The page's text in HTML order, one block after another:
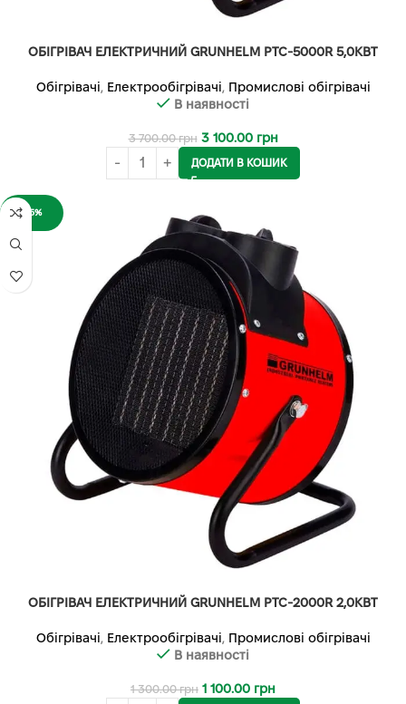
ОБІГРІВАЧ ЕЛЕКТРИЧНИЙ GRUNHELM PTC-5000R 5,0КВТ
Обігрівачі, Електрообігрівачі, Промислові обігрівачі
В наявності
3 700.00грн 3 100.00 грн
ДОДАТИ В КОШИК
-15%
ОБІГРІВАЧ ЕЛЕКТРИЧНИЙ GRUNHELM PTC-2000R 2,0КВТ
Обігрівачі, Електрообігрівачі, Промислові обігрівачі
В наявності
1 300.00грн 1 100.00 грн